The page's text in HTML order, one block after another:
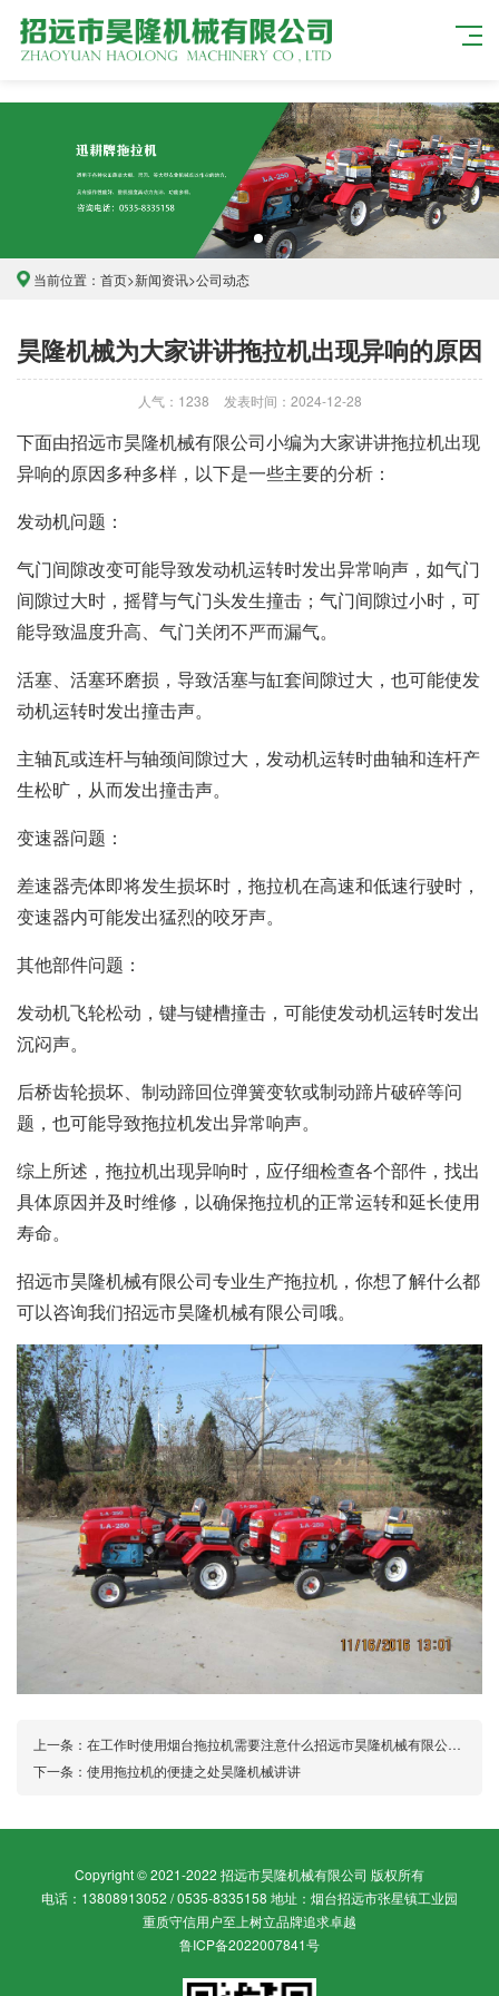
当前位置： 首页>新闻资讯>公司动态
昊隆机械为大家讲讲拖拉机出现异响的原因
人气：1238 发表时间：2024-12-28
下面由招远市昊隆机械有限公司小编为大家讲讲拖拉机出现
异响的原因多种多样，以下是一些主要的分析：
发动机问题：
气门间隙改变可能导致发动机运转时发出异常响声，如气门
间隙过大时，摇臂与气门头发生撞击；气门间隙过小时，可
能导致温度升高、气门关闭不严而漏气。
活塞、活塞环磨损，导致活塞与缸套间隙过大，也可能使发
动机运转时发出撞击声。
主轴瓦或连杆与轴颈间隙过大，发动机运转时曲轴和连杆产
生松旷，从而发出撞击声。
变速器问题：
差速器壳体即将发生损坏时，拖拉机在高速和低速行驶时，
变速器内可能发出猛烈的咬牙声。
其他部件问题：
发动机飞轮松动，键与键槽撞击，可能使发动机运转时发出
沉闷声。
后桥齿轮损坏、制动蹄回位弹簧变软或制动蹄片破碎等问
题，也可能导致拖拉机发出异常响声。
综上所述，拖拉机出现异响时，应仔细检查各个部件，找出
具体原因并及时维修，以确保拖拉机的正常运转和延长使用
寿命。
招远市昊隆机械有限公司专业生产拖拉机，你想了解什么都
可以咨询我们招远市昊隆机械有限公司哦。
上一条： 在工作时使用烟台拖拉机需要注意什么招远市昊隆机械有限公司小编告诉你
下一条： 使用拖拉机的便捷之处昊隆机械讲讲
Copyright © 2021-2022 招远市昊隆机械有限公司 版权所有
电话：13808913052 / 0535-8335158 地址：烟台招远市张星镇工业园
重质守信用户至上树立品牌追求卓越
鲁ICP备2022007841号